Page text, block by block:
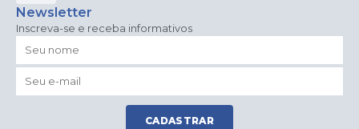
Newsletter
Inscreva-se e receba informativos
CADASTRAR